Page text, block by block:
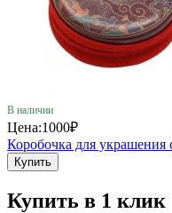
В наличии
Цена:1000₽
Коробочка для украшения
Купить
Купить в 1 клик